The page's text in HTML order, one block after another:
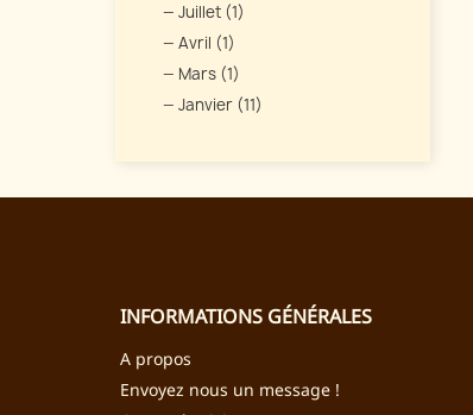
Juillet (1)
Avril (1)
Mars (1)
Janvier (11)
INFORMATIONS GÉNÉRALES
A propos
Envoyez nous un message !